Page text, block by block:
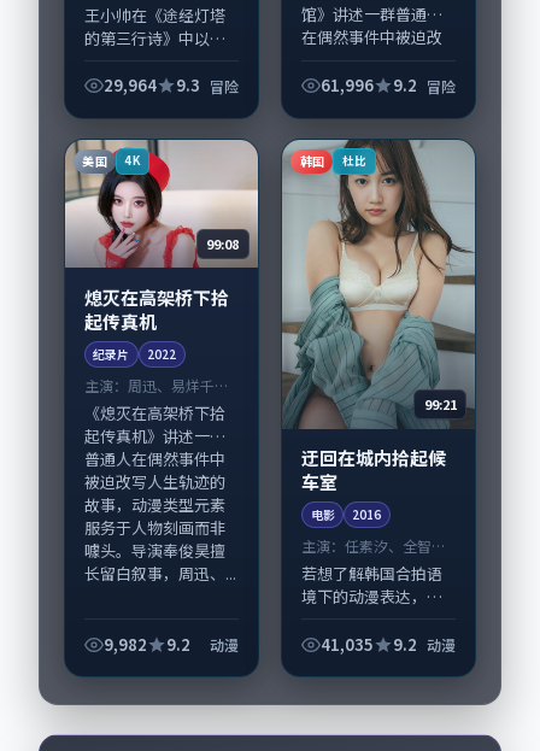
王小帅在《途经灯塔
的第三行诗》中以细
张力，黄政民、靳东
主要在新加坡完成制
作协同，2017-0...
29,964 9.3 冒险
馆》讲述一群普通人
在偶然事件中被迫改
冒险类型元素服务于
叙事，瑛太、杨幂的
情...
61,996 9.2 冒险
美国 4K
99:08
熄灭在高架桥下拾
起传真机
纪录片 2022
主演： 周迅、易烊千玺
等
《熄灭在高架桥下拾
起传真机》讲述一群
普通人在偶然事件中
被迫改写人生轨迹的
故事，动漫类型元素
服务于人物刻画而非
噱头。导演奉俊昊擅
长留白叙事，周迅、...
9,982 9.2 动漫
韩国 杜比
99:21
迂回在城内拾起候
车室
电影 2016
主演：任素汐、全智贤
等
若想了解韩国合拍语
境下的动漫表达，
车室》值得关注：剧
汐、全智贤与配角群
戏并重。影片2016...
41,035 9.2 动漫